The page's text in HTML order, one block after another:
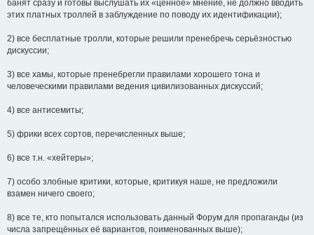
банят сразу и готовы выслушать их «ценное» мнение, не должно вводить
этих платных троллей в заблуждение по поводу их идентификации);
2) все бесплатные тролли, которые решили пренебречь серьёзностью
дискуссии;
3) все хамы, которые пренебрегли правилами хорошего тона и
человеческими правилами ведения цивилизованных дискуссий;
4) все антисемиты;
5) фрики всех сортов, перечисленных выше;
6) все т.н. «хейтеры»;
7) особо злобные критики, которые, критикуя наше, не предложили
взамен ничего своего;
8) все те, кто попытался использовать данный Форум для пропаганды (из
числа запрещённых её вариантов, поименованных выше);